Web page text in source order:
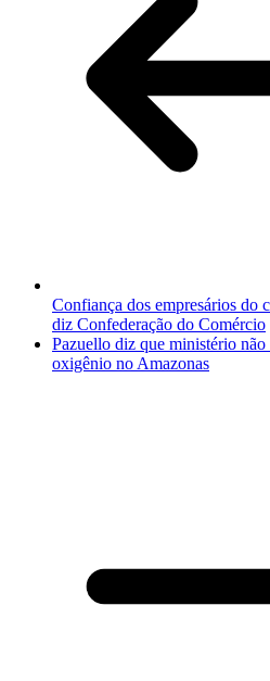
Confiança dos empresários do
diz Confederação do Comércio
Pazuello diz que ministério
oxigênio no Amazonas